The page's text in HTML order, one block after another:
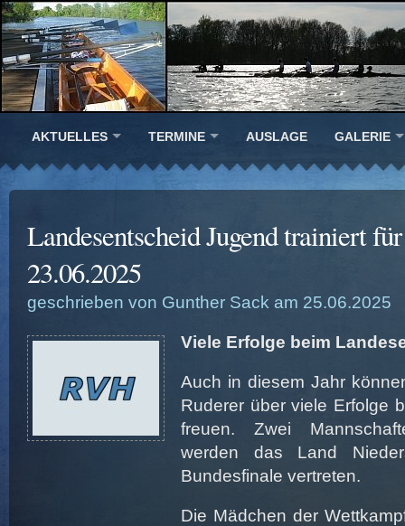
AKTUELLES TERMINE AUSLAGE GALERIE
Landesentscheid Jugend trainiert
23.06.2025
geschrieben von Gunther Sack am 25.06.2025
Viele Erfolge beim
Auch in diesem Jahr
Ruderer über viele Erfolge
freuen. Zwei
werden das Land
Bundesfinale vertreten.
Die Mädchen der